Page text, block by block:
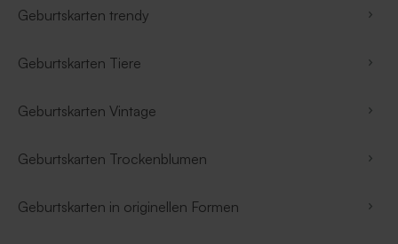
Geburtskarten trendy
Geburtskarten Tiere
Geburtskarten Vintage
Geburtskarten Trockenblumen
Geburtskarten in originellen Formen